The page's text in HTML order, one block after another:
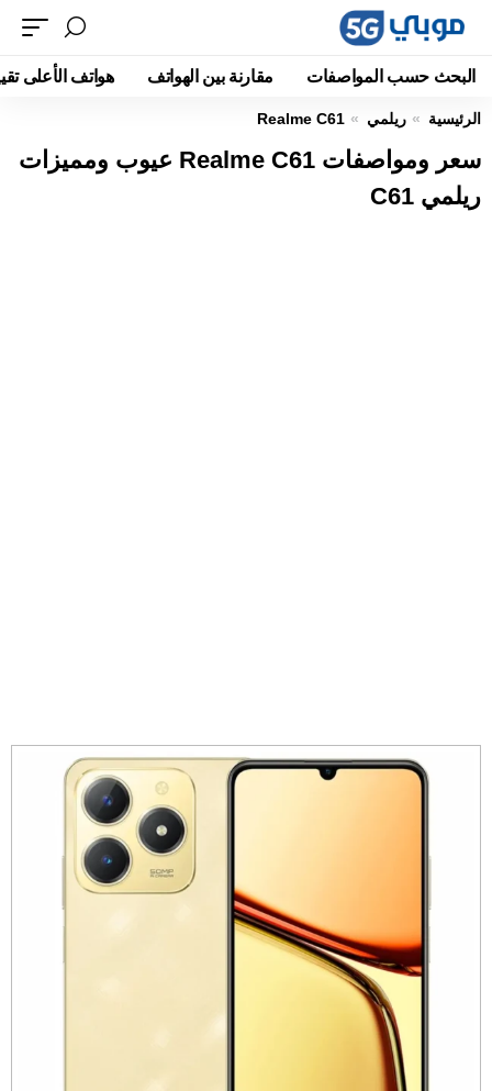
البحث حسب المواصفات مقارنة بين الهواتف هواتف الأعلى
الرئيسية ريلمي Realme C61
سعر ومواصفات Realme C61 عيوب ومميزات
ريلمي C61